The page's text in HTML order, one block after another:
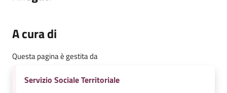
A cura di
Questa pagina è gestita da
Servizio Sociale Territoriale